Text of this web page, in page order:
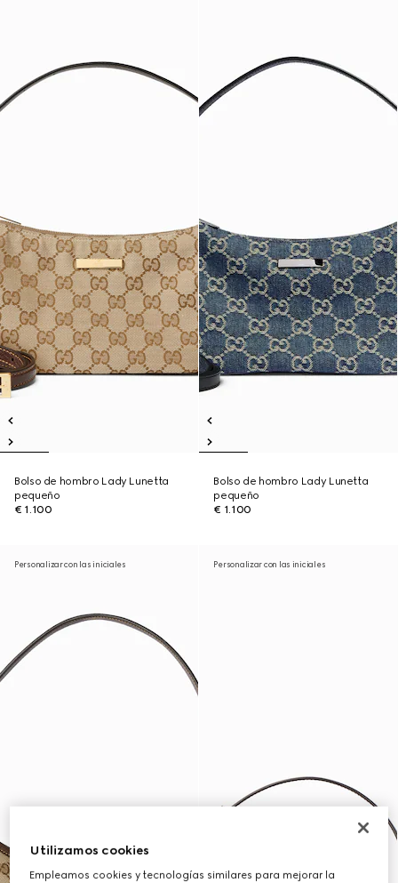
Bolso de hombro Lady Lunetta
pequeño
€ 1.100
Bolso de hombro Lady Lunetta
pequeño
€ 1.100
Personalizar con las iniciales Personalizar con las iniciales
Utilizamos cookies
Empleamos cookies y tecnologías similares para mejorar la